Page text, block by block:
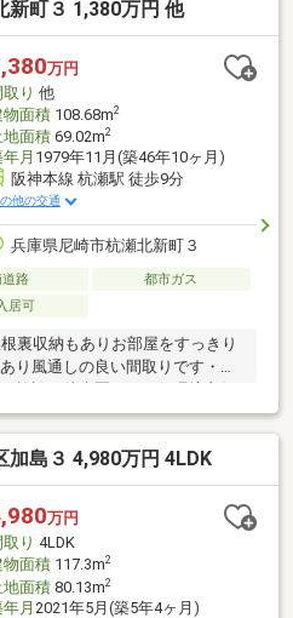
に情報は集まる！）尼崎市・伊
お家をお探しの方、まずはご気
新町３ 1,380万円 他
万円
取り 他
物面積108.68m2
地面積69.02m2
月 1979年11月(築46年10ヶ月)
阪神本線 杭瀬駅 徒歩9分
他の交通
兵庫県尼崎市杭瀬北新町３
道路
都市ガス
居可
裏収納もありお部屋をすっきり
り風通しの良い間取りです・郵
まで徒歩約４分・尼崎市立小田
が選ばれる理由◆◇１．お金の
プランナーが資金計画をサポー
きる売却専門チームあり！３．
め、最も低金利になるように審
加島３ 4,980万円 4LDK
万円
取り 4LDK
物面積117.3m2
地面積80.13m2
月 2021年5月(築5年4ヶ月)